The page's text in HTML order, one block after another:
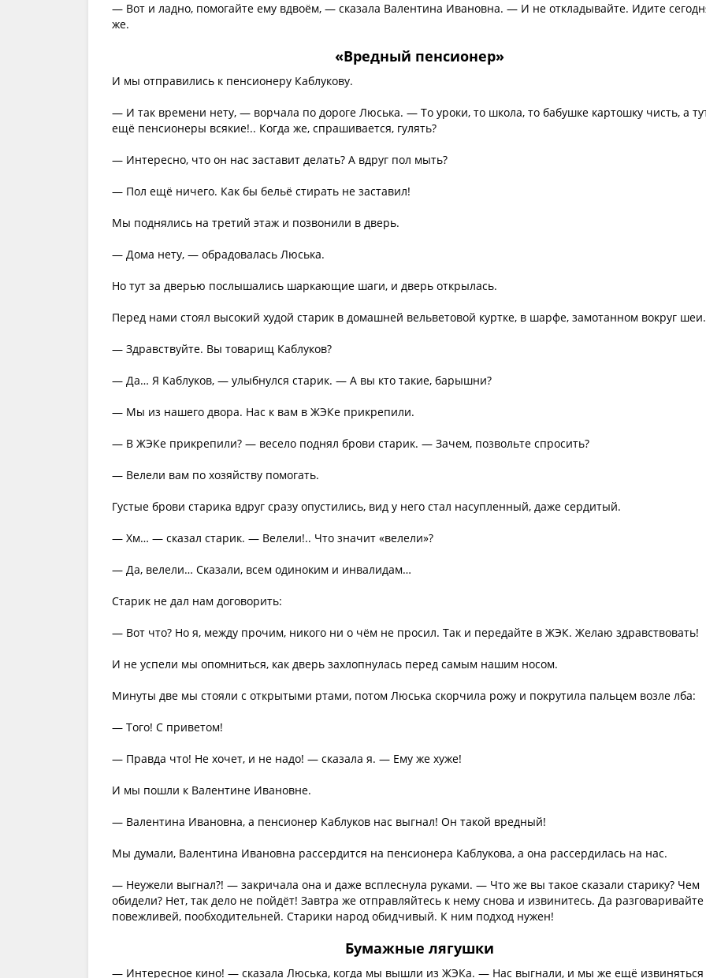
— Вот и ладно, помогайте ему вдвоём, — сказала Валентина Ивановна. — И не откладывайте. Идите
же.
«Вредный пенсионер»
И мы отправились к пенсионеру Каблукову.
— И так времени нету, — ворчала по дороге Люська. — То уроки, то школа, то бабушке картошку чисть, а
ещё пенсионеры всякие!.. Когда же, спрашивается, гулять?
— Интересно, что он нас заставит делать? А вдруг пол мыть?
— Пол ещё ничего. Как бы бельё стирать не заставил!
Мы поднялись на третий этаж и позвонили в дверь.
— Дома нету, — обрадовалась Люська.
Но тут за дверью послышались шаркающие шаги, и дверь открылась.
Перед нами стоял высокий худой старик в домашней вельветовой куртке, в шарфе, замотанном вокруг шеи.
— Здравствуйте. Вы товарищ Каблуков?
— Да… Я Каблуков, — улыбнулся старик. — А вы кто такие, барышни?
— Мы из нашего двора. Нас к вам в ЖЭКе прикрепили.
— В ЖЭКе прикрепили? — весело поднял брови старик. — Зачем, позвольте спросить?
— Велели вам по хозяйству помогать.
Густые брови старика вдруг сразу опустились, вид у него стал насупленный, даже сердитый.
— Хм… — сказал старик. — Велели!.. Что значит «велели»?
— Да, велели… Сказали, всем одиноким и инвалидам…
Старик не дал нам договорить:
— Вот что? Но я, между прочим, никого ни о чём не просил. Так и передайте в ЖЭК. Желаю здравствовать!
И не успели мы опомниться, как дверь захлопнулась перед самым нашим носом.
Минуты две мы стояли с открытыми ртами, потом Люська скорчила рожу и покрутила пальцем возле лба:
— Того! С приветом!
— Правда что! Не хочет, и не надо! — сказала я. — Ему же хуже!
И мы пошли к Валентине Ивановне.
— Валентина Ивановна, а пенсионер Каблуков нас выгнал! Он такой вредный!
Мы думали, Валентина Ивановна рассердится на пенсионера Каблукова, а она рассердилась на нас.
— Неужели выгнал?! — закричала она и даже всплеснула руками. — Что же вы такое сказали старику? Чем
обидели? Нет, так дело не пойдёт! Завтра же отправляйтесь к нему снова и извинитесь. Да разговаривайте
повежливей, пообходительней. Старики народ обидчивый. К ним подход нужен!
Бумажные лягушки
— Интересное кино! — сказала Люська, когда мы вышли из ЖЭКа. — Нас выгнали, и мы же ещё извиняться